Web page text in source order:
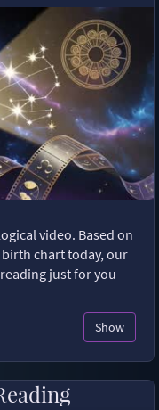
video. Based on
chart today, our
just for you —
Show